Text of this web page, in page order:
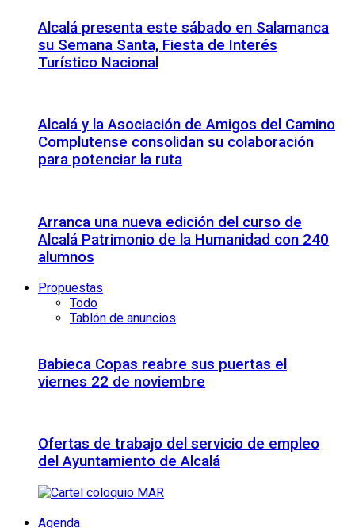
Alcalá presenta este sábado en Salamanca
su Semana Santa, Fiesta de Interés
Turístico Nacional
Alcalá y la Asociación de Amigos del Camino
Complutense consolidan su colaboración
para potenciar la ruta
Arranca una nueva edición del curso de
Alcalá Patrimonio de la Humanidad con 240
alumnos
Propuestas
Todo
Tablón de anuncios
Babieca Copas reabre sus puertas el
viernes 22 de noviembre
Ofertas de trabajo del servicio de empleo
del Ayuntamiento de Alcalá
Agenda